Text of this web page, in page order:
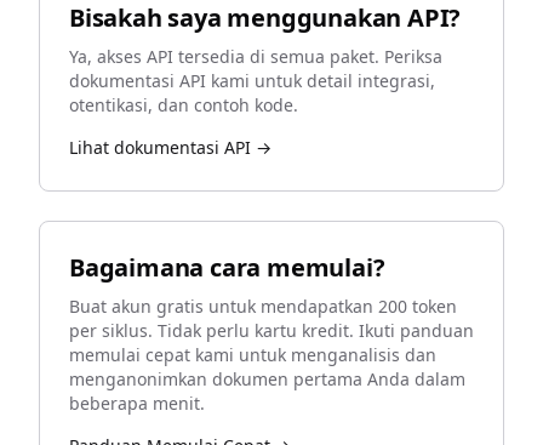
Bisakah saya menggunakan API?
Ya, akses API tersedia di semua paket. Periksa
dokumentasi API kami untuk detail integrasi,
otentikasi, dan contoh kode.
Lihat dokumentasi API →
Bagaimana cara memulai?
Buat akun gratis untuk mendapatkan 200 token
per siklus. Tidak perlu kartu kredit. Ikuti panduan
memulai cepat kami untuk menganalisis dan
menganonimkan dokumen pertama Anda dalam
beberapa menit.